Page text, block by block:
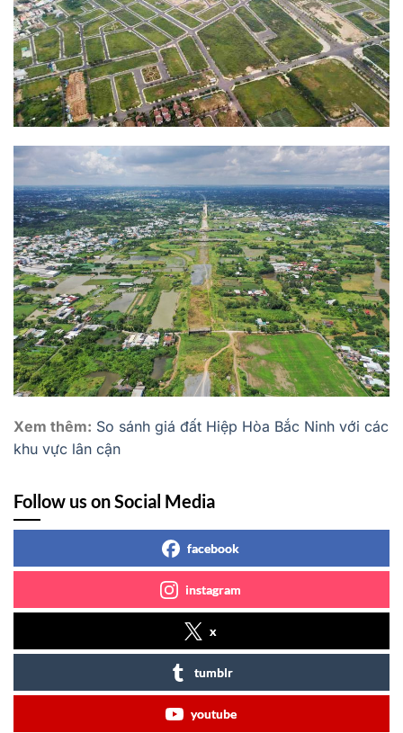
Xem thêm: So sánh giá đất Hiệp Hòa Bắc Ninh với các
khu vực lân cận
Follow us on Social Media
facebook
instagram
x
tumblr
youtube